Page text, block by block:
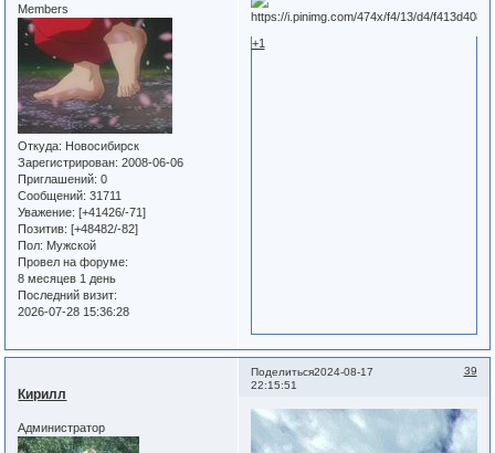
Members
Откуда: Новосибирск
Зарегистрирован: 2008-06-06
Приглашений: 0
Сообщений: 31711
Уважение: [+41426/-71]
Позитив: [+48482/-82]
Пол: Мужской
Провел на форуме:
8 месяцев 1 день
Последний визит:
2026-07-28 15:36:28
+1
Поделиться 39
2024-08-17
22:15:51
Кирилл
Администратор